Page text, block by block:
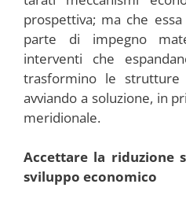
prospettiva; ma che
parte di impegno
interventi che
trasformino le strutture
avviando a soluzione, in
meridionale.
Accettare la riduzione
sviluppo economico